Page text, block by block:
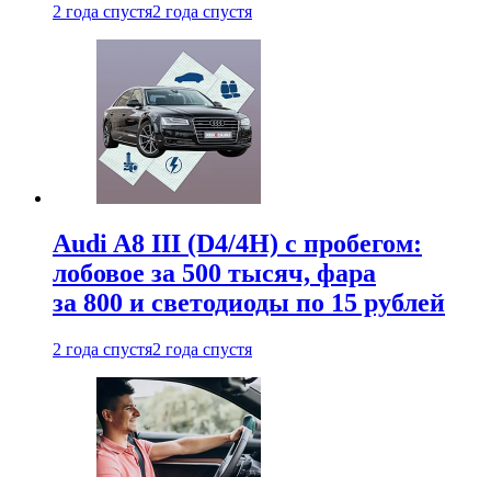
2 года спустя2 года спустя
Audi A8 III (D4/4H) c пробегом:
лобовое за 500 тысяч, фара
за 800 и светодиоды по 15 рублей
2 года спустя2 года спустя